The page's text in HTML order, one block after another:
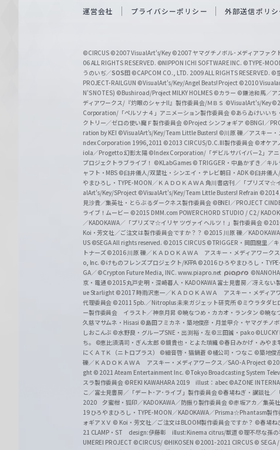
i
c
h
w
a
r
z
運営会社 プライバシーポリシー 外部送信ポリシ
©CIRCUS ©2007 VisualArt's/Key ©2007 ヤマグチノボル･メディアファク
06 ALL RIGHTS RESERVED. ©NIPPON ICHI SOFTWARE INC. ©TYPE-
うのいぢ／SOS団 ©CAPCOM CO., LTD. 2009 ALL RIGHTS RESERVED. ©
PROJECT-RAILGUN ©VisualArt's/Key/Angel Beats! Project ©2010
N'S NOTES) ©Bushiroad/Project MILKY HOLMES ©カラー ©鎌池和馬／ア
ディアワークス/『灼眼のシャナII』製作委員会/ＭＢＳ ©VisualArt's/Key
Corporation/「ペルソナ４」アニメーション製作委員会 ©あらゐけいいち
クトリー／ゼロの使い魔Ｆ製作委員会 ©Project シンフォギア ©BNGI／
ration by KEI ©VisualArt's/Key/Team Little Busters! ©川原 礫／アスキー・
ndex Corporation 1996,2011 ©2013 CIRCUS/D.C.III製作委員会 ©オケア
iola／Progetto 幻影太陽 ©Index Corporation/「デビルサバイバー2」ア
プロジェクトラブライブ！ ©KLabGames © TRIGGER・中島かずき／キル
ャフト・MBS ©臼井儀人/双葉社・シンエイ・テレビ朝日・ADK ©臼井儀人
やまひろし・TYPE-MOON／ＫＡＤＯＫＡＷＡ 角川書店刊／「プリズマ☆
alArt's/Key/SProject ©VisualArt's/Key/Team Little Busters! Refrain ©2014
見沙貴／集英社・とらぶるダークネス製作委員会 ©BNEI／PROJECT
ライブ！ムービー ©2015 DMM.com POWERCHORD STUDIO / C2 /
／KADOKAWA／「プリズマ☆イリヤ ツヴァイ ヘルツ！」製作委員会
Koi・芳文社／ご注文は製作委員会ですか？？ ©2015 川原 礫／
US ©SEGA All rights reserved. ©2015 CIRCUS ©TRIGGER・岡田麿里／
トナーズ©2016 川原 礫／ＫＡＤＯＫＡＷＡ アスキー・メディアワーク
o, Inc. ©けものフレンズプロジェクト/KFPA ©2016 ひろやまひろし・
GA／ ©Crypton Future Media, INC. www.piapro.net
京・電通 ©2015丸戸史明・深崎暮人・KADOKAWA 富士見書房／冴えない
ue Starlight ©2017 時雨沢恵一／ＫＡＤＯＫＡＷＡ アスキー・メディア
代理委員会 ©2011 5pb.／Nitroplus 未来ガジェット研究所 ©ミウラタダヒ
ー製作委員会 イラスト／神奈月昇 ©暁なつめ・カカオ・ランタン ©暁な
久慈マサムネ・Hisasi ©島田フミカネ・築地俊彦・月並甲介・ヤマグチノ
しおこんぶ ©水野良・グループSNE・出渕裕・左©三田誠・pako ©LUCKY
ち。
©恵比須清司・ぎん太郎 ©鏡貴也・とよた瑣織 ©春日みかげ・みやま
にくＡＴＫ（ニトロプラス） ©細音啓・猫鍋蒼 ©橘公司・つなこ ©築地俊
礫／ＫＡＤＯＫＡＷＡ アスキー・メディアワークス／SAO-A Project
ght © 2021 Ateam Entertainment Inc. ©Tokyo Broadcasting System
スラ製作委員会 ©REKI KAWAHARA 2019 illust：abec ©AZONE
こ／富士見書房／「デート･ア･ライブ」製作委員会©春場ねぎ・講談社／
2020 夕蜜柑・狐印／KADOKAWA／防振り製作委員会 ©赤坂アカ／集英
19 ひろやまひろし・TYPE-MOON／KADOKAWA／Prisma☆Phantasm製作
ォギアＸＶ © Koi・芳文社／ご注文はBLOOM製作委員会ですか？ ©春場ね
21 CLAMP・ST design:伊藤彰 illust:Kinema citrus/獣道 ©理不尽な孫の
UMEREI PROJECT ©CIRCUS/ ©HIKOSEN ©2001-2021 CIRCUS © SEGA